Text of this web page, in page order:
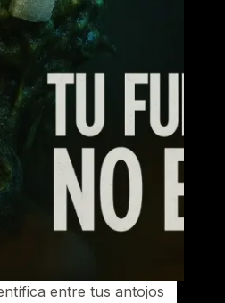
entre tus antojos